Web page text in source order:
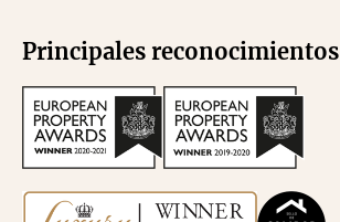
Principales reconocimientos